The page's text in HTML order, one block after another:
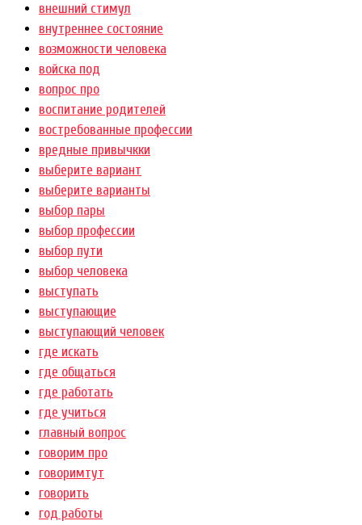
внешний стимул
внутреннее состояние
возможности человека
войска под
вопрос про
воспитание родителей
востребованные профессии
вредные привычкки
выберите вариант
выберите варианты
выбор пары
выбор профессии
выбор пути
выбор человека
выступать
выступающие
выступающий человек
где искать
где общаться
где работать
где учиться
главный вопрос
говорим про
говоримтут
говорить
год работы